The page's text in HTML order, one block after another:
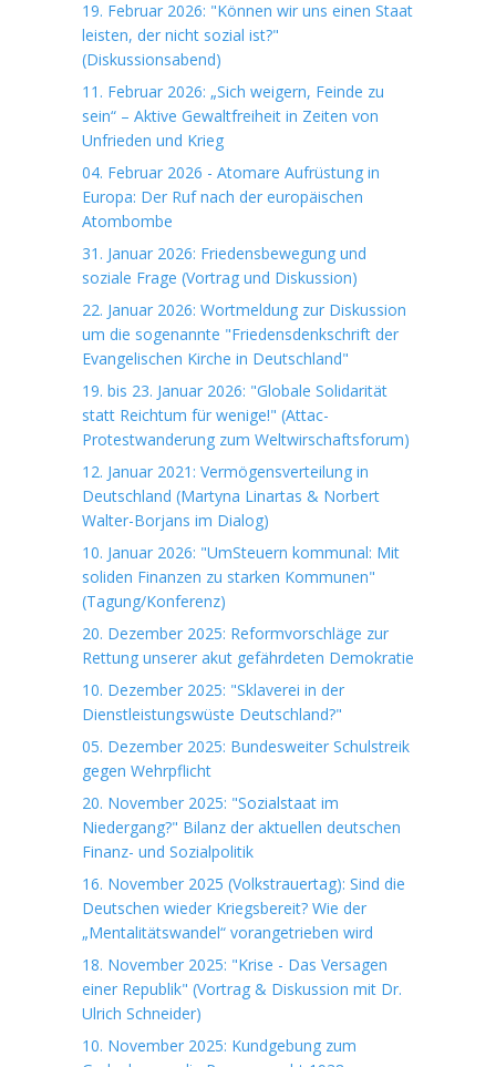
19. Februar 2026: "Können wir uns einen Staat
leisten, der nicht sozial ist?"
(Diskussionsabend)
11. Februar 2026: „Sich weigern, Feinde zu
sein“ – Aktive Gewaltfreiheit in Zeiten von
Unfrieden und Krieg
04. Februar 2026 - Atomare Aufrüstung in
Europa: Der Ruf nach der europäischen
Atombombe
31. Januar 2026: Friedensbewegung und
soziale Frage (Vortrag und Diskussion)
22. Januar 2026: Wortmeldung zur Diskussion
um die sogenannte "Friedensdenkschrift der
Evangelischen Kirche in Deutschland"
19. bis 23. Januar 2026: "Globale Solidarität
statt Reichtum für wenige!" (Attac-
Protestwanderung zum Weltwirschaftsforum)
12. Januar 2021: Vermögensverteilung in
Deutschland (Martyna Linartas & Norbert
Walter-Borjans im Dialog)
10. Januar 2026: "UmSteuern kommunal: Mit
soliden Finanzen zu starken Kommunen"
(Tagung/Konferenz)
20. Dezember 2025: Reformvorschläge zur
Rettung unserer akut gefährdeten Demokratie
10. Dezember 2025: "Sklaverei in der
Dienstleistungswüste Deutschland?"
05. Dezember 2025: Bundesweiter Schulstreik
gegen Wehrpflicht
20. November 2025: "Sozialstaat im
Niedergang?" Bilanz der aktuellen deutschen
Finanz- und Sozialpolitik
16. November 2025 (Volkstrauertag): Sind die
Deutschen wieder Kriegsbereit? Wie der
„Mentalitätswandel“ vorangetrieben wird
18. November 2025: "Krise - Das Versagen
einer Republik" (Vortrag & Diskussion mit Dr.
Ulrich Schneider)
10. November 2025: Kundgebung zum